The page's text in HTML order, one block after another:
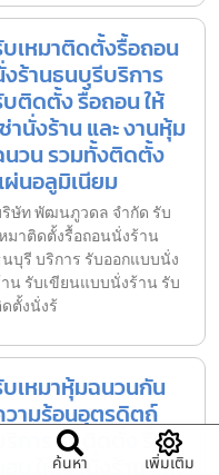
เหมาติดตั้งรื้อถอน
ร้านธนบุรีบริการ
ติดตั้ง รื้อถอน ให้
านั่งร้าน และ งานหุ้ม
วน รวมทั้งติดตั้ง
นอลูมิเนียม
ษัท พัฒนภูวดล จำกัด รับ
มาติดตั้งรื้อถอนนั่งร้าน
บุรี บริการ รับออกแบบนั่ง
น รับเขียนแบบนั่งร้าน รับ
ตั้งนั่งร้
เหมาหุ้มฉนวนกัน
ามร้อนอุตรดิตถ์
การ รับติดตั้ง รื้อ
ถอน ให้เช่านั่งร้าน และ
ค้นหา เพิ่มเติม